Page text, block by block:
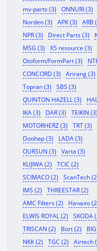
mv-parts (3)
ONNURI (3)
Norden (3)
APK (3)
ARB
NPR (3)
Direct Parts (3)
MSG (3)
X5 resource (3)
Otoform/FormPart (3)
CONCORD (3)
Arirang (3)
Topran (3)
SBS (3)
QUINTON HAZELL (3)
IKA (3)
DAR (3)
TEIKIN (3)
MOTORHERZ (3)
TRT (3)
Doohap (3)
LADA (3)
OURSUN (3)
Varta (3)
KUJIWA (2)
TCIC (2)
SCIMACO (2)
ScanTech
IMS (2)
THREESTAR (2)
AMC Filters (2)
Начало
ELWIS ROYAL (2)
SKODA
TRISCAN (2)
Bort (2)
NKK (2)
TGC (2)
Airtech